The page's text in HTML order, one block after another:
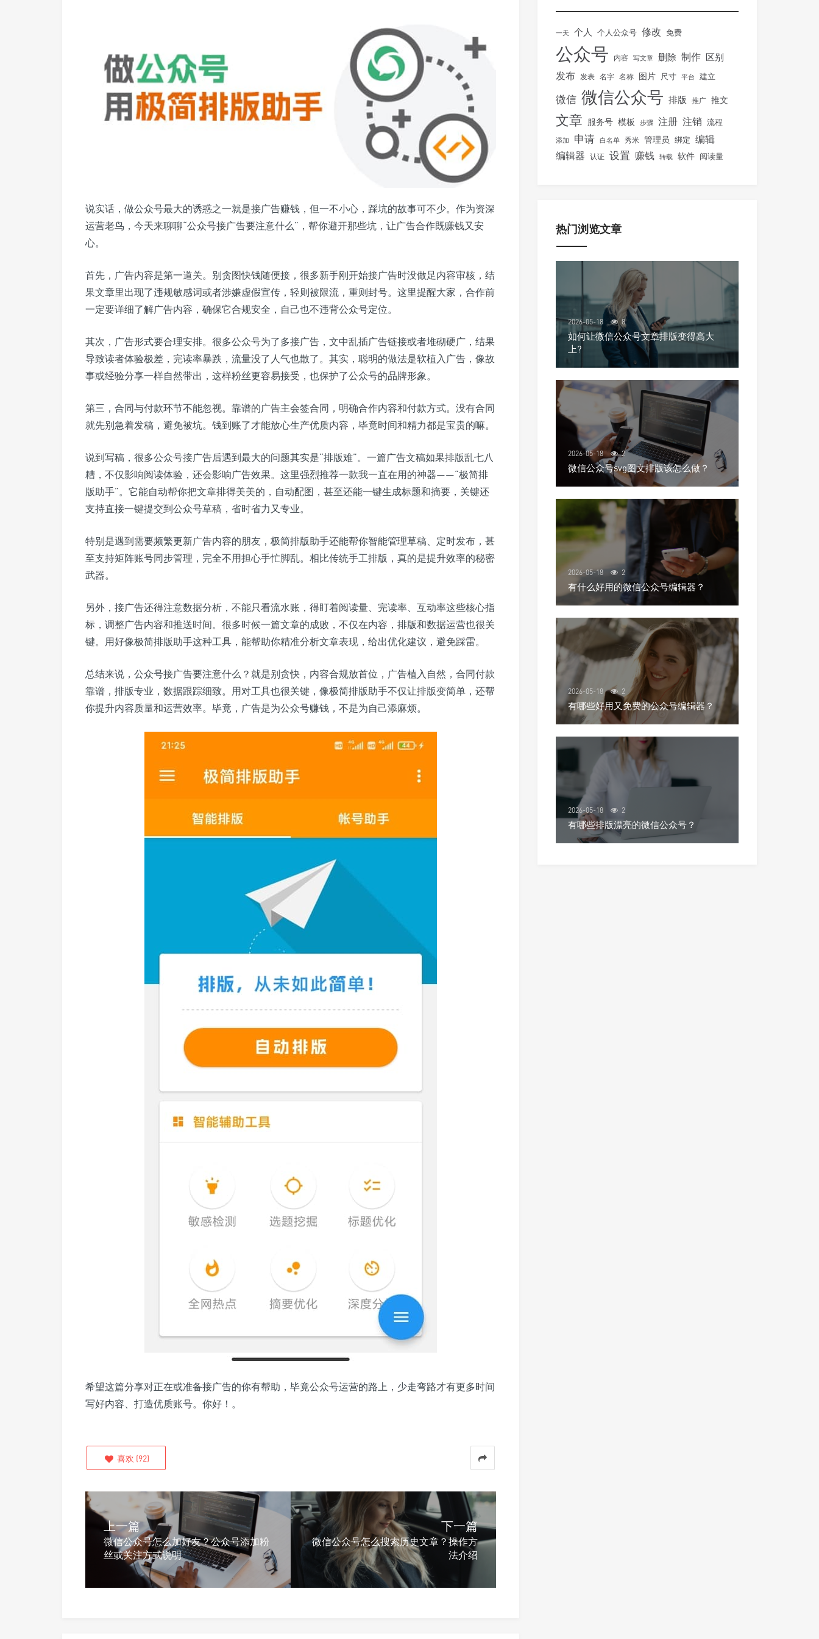
说实话，做公众号最大的诱惑之一就是接广告赚钱，但一不小心，踩坑的故事可不少。作为资深
运营老鸟，今天来聊聊“公众号接广告要注意什么”，帮你避开那些坑，让广告合作既赚钱又安
心。
首先，广告内容是第一道关。别贪图快钱随便接，很多新手刚开始接广告时没做足内容审核，结
果文章里出现了违规敏感词或者涉嫌虚假宣传，轻则被限流，重则封号。这里提醒大家，合作前
一定要详细了解广告内容，确保它合规安全，自己也不违背公众号定位。
其次，广告形式要合理安排。很多公众号为了多接广告，文中乱插广告链接或者堆砌硬广，结果
导致读者体验极差，完读率暴跌，流量没了人气也散了。其实，聪明的做法是软植入广告，像故
事或经验分享一样自然带出，这样粉丝更容易接受，也保护了公众号的品牌形象。
第三，合同与付款环节不能忽视。靠谱的广告主会签合同，明确合作内容和付款方式。没有合同
就先别急着发稿，避免被坑。钱到账了才能放心生产优质内容，毕竟时间和精力都是宝贵的嘛。
说到写稿，很多公众号接广告后遇到最大的问题其实是“排版难”。一篇广告文稿如果排版乱七八
糟，不仅影响阅读体验，还会影响广告效果。这里强烈推荐一款我一直在用的神器——“极简排
版助手”。它能自动帮你把文章排得美美的，自动配图，甚至还能一键生成标题和摘要，关键还
支持直接一键提交到公众号草稿，省时省力又专业。
特别是遇到需要频繁更新广告内容的朋友，极简排版助手还能帮你智能管理草稿、定时发布，甚
至支持矩阵账号同步管理，完全不用担心手忙脚乱。相比传统手工排版，真的是提升效率的秘密
武器。
另外，接广告还得注意数据分析，不能只看流水账，得盯着阅读量、完读率、互动率这些核心指
标，调整广告内容和推送时间。很多时候一篇文章的成败，不仅在内容，排版和数据运营也很关
键。用好像极简排版助手这种工具，能帮助你精准分析文章表现，给出优化建议，避免踩雷。
总结来说，公众号接广告要注意什么？就是别贪快，内容合规放首位，广告植入自然，合同付款
靠谱，排版专业，数据跟踪细致。用对工具也很关键，像极简排版助手不仅让排版变简单，还帮
你提升内容质量和运营效率。毕竟，广告是为公众号赚钱，不是为自己添麻烦。
希望这篇分享对正在或准备接广告的你有帮助，毕竟公众号运营的路上，少走弯路才有更多时间
写好内容、打造优质账号。你好！。
喜欢 (92)
上一篇
微信公众号怎么加好友？公众号添加粉
丝或关注方式说明
下一篇
微信公众号怎么搜索历史文章？操作方
法介绍
一天 个人 个人公众号 修改 免费
公众号 内容 写文章 删除 制作 区别
发布 发表 名字 名称 图片 尺寸 平台 建立
微信 微信公众号 排版 推广 推文
文章 服务号 模板 步骤 注册 注销 流程
添加 申请 白名单 秀米 管理员 绑定 编辑
编辑器
认证 设置 赚钱 转载 软件 阅读量
热门浏览文章
2026-05-18 8
如何让微信公众号文章排版变得高大
上?
2026-05-18 2
微信公众号svg图文排版该怎么做？
2026-05-18 2
有什么好用的微信公众号编辑器？
2026-05-18 2
有哪些好用又免费的公众号编辑器？
2026-05-18 2
有哪些排版漂亮的微信公众号？